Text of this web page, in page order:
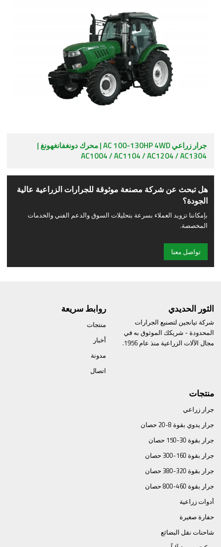
جرار زراعي AC 100-130HP 4WD | محرك دونغفانغهونغ |
AC1004 / AC1104 / AC1204 / AC1304
هل تبحث عن شركة مصنعة موثوقة للجرارات الزراعية عالية
الجودة؟
بإمكاننا تزويد العملاء بسرعة بتحليلات السوق والدعم الفني والخدمات
المخصصة.
تواصل معنا
الثور الحديدي
شركة تيانجين لتصنيع الجرارات
المحدودة - شريكك الموثوق به في
مجال الآلات الزراعية منذ عام 1956.
روابط سريعة
منتجات
أخبار
مدونة
اتصال
منتجات
جرار زراعي
جرار يدوي بقوة 8-20 حصان
جرار بقوة 30-150 حصان
جرار بقوة 160-300 حصان
جرار بقوة 320-380 حصان
جرار بقوة 460-800 حصان
أدوات زراعية
حفارة صغيرة
شاحنات نقل البضائع